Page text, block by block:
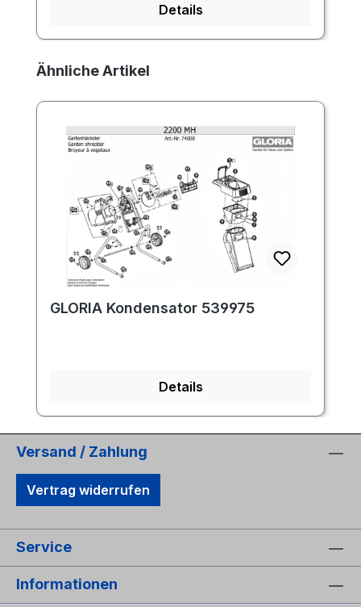
Details
Produktgalerie überspringen
Ähnliche Artikel
GLORIA Kondensator 539975
Details
Versand / Zahlung
Vertrag widerrufen
Service
Informationen